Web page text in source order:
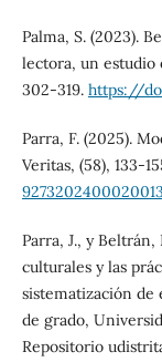
Palma, S. (2023).
lectora, un estudio
302-319. https://
Parra, F. (2025).
Veritas, (58), 133-
Parra, J., y Beltrán,
culturales y las
sistematización de
de grado,
Repositorio